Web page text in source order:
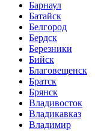
Барнаул
Батайск
Белгород
Бердск
Березники
Бийск
Благовещенск
Братск
Брянск
Владивосток
Владикавказ
Владимир